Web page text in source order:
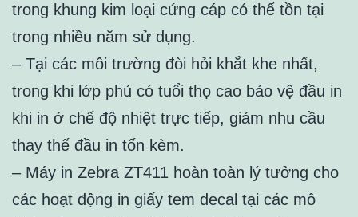
trong khung kim loại cứng cáp có thể tồn tại
trong nhiều năm sử dụng.
– Tại các môi trường đòi hỏi khắt khe nhất,
trong khi lớp phủ có tuổi thọ cao bảo vệ đầu in
khi in ở chế độ nhiệt trực tiếp, giảm nhu cầu
thay thế đầu in tốn kèm.
– Máy in Zebra ZT411 hoàn toàn lý tưởng cho
các hoạt động in giấy tem decal tại các mô